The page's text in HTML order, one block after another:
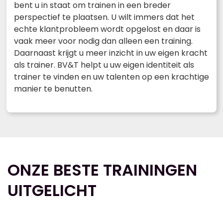
bent u in staat om trainen in een breder
perspectief te plaatsen. U wilt immers dat het
echte klantprobleem wordt opgelost en daar is
vaak meer voor nodig dan alleen een training.
Daarnaast krijgt u meer inzicht in uw eigen kracht
als trainer. BV&T helpt u uw eigen identiteit als
trainer te vinden en uw talenten op een krachtige
manier te benutten.
ONZE BESTE TRAININGEN
UITGELICHT